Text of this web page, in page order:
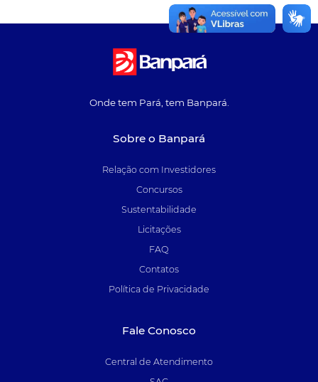
Onde tem Pará, tem Banpará.
Sobre o Banpará
Relação com Investidores
Concursos
Sustentabilidade
Licitações
FAQ
Contatos
Política de Privacidade
Fale Conosco
Central de Atendimento